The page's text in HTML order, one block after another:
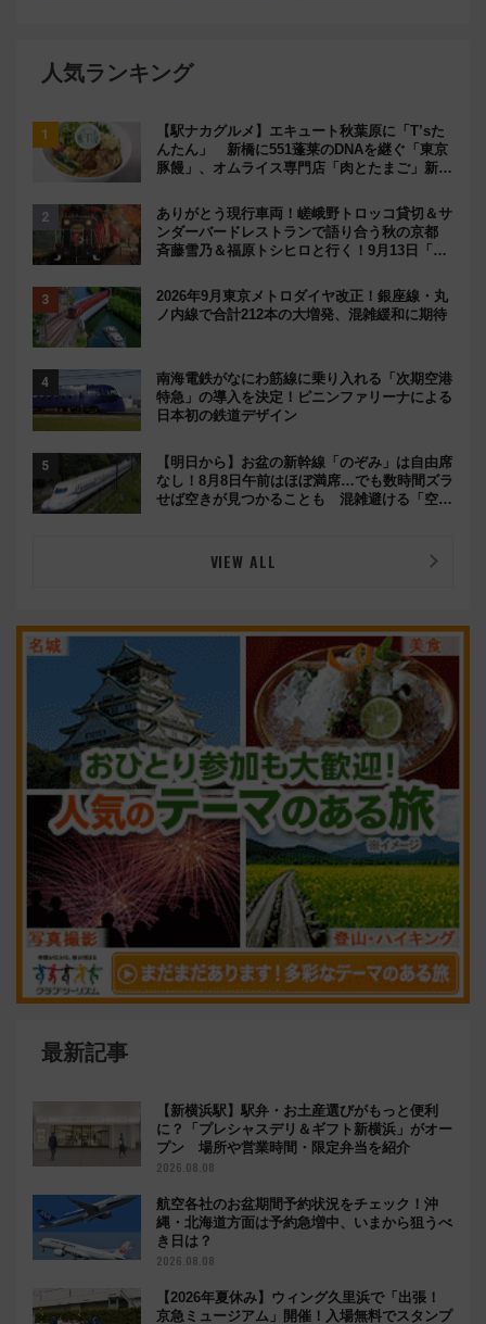
人気ランキング
【駅ナカグルメ】エキュート秋葉原に「T’sた
んたん」 新橋に551蓬莱のDNAを継ぐ「東京
豚饅」、オムライス専門店「肉とたまご」新グ
ありがとう現行車両！嵯峨野トロッコ貸切＆サ
ンダーバードレストランで語り合う秋の京都
斉藤雪乃＆福原トシヒロと行く！9月13日「京
2026年9月東京メトロダイヤ改正！銀座線・丸
ノ内線で合計212本の大増発、混雑緩和に期待
南海電鉄がなにわ筋線に乗り入れる「次期空港
特急」の導入を決定！ピニンファリーナによる
日本初の鉄道デザイン
【明日から】お盆の新幹線「のぞみ」は自由席
なし！8月8日午前はほぼ満席…でも数時間ズラ
せば空きが見つかることも 混雑避ける「空
VIEW ALL
最新記事
【新横浜駅】駅弁・お土産選びがもっと便利
に？「プレシャスデリ＆ギフト新横浜」がオー
プン 場所や営業時間・限定弁当を紹介
2026.08.08
航空各社のお盆期間予約状況をチェック！沖
縄・北海道方面は予約急増中、いまから狙うべ
き日は？
2026.08.08
【2026年夏休み】ウィング久里浜で「出張！
京急ミュージアム」開催！入場無料でスタンプ